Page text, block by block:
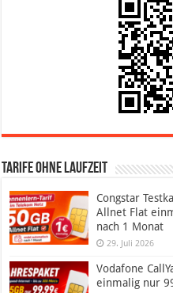
Tarife ohne Laufzeit
Congstar
Allnet Flat
nach 1 Monat
29. Juli 2026
Vodafone
einmalig nur